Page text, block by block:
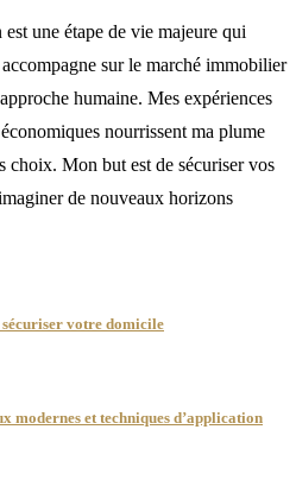
une étape de vie majeure qui
sur le marché immobilier
humaine. Mes expériences
nourrissent ma plume
choix. Mon but est de sécuriser vos
de nouveaux horizons
sécuriser votre domicile
modernes et techniques d’application